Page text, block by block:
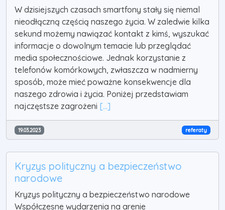
W dzisiejszych czasach smartfony stały się niemal
nieodłączną częścią naszego życia. W zaledwie kilka
sekund możemy nawiązać kontakt z kimś, wyszukać
informacje o dowolnym temacie lub przeglądać
media społecznościowe. Jednak korzystanie z
telefonów komórkowych, zwłaszcza w nadmierny
sposób, może mieć poważne konsekwencje dla
naszego zdrowia i życia. Poniżej przedstawiam
najczęstsze zagrożeni [...]
19.03.2023 referaty
Kryzys polityczny a bezpieczeństwo
narodowe
Kryzys polityczny a bezpieczeństwo narodowe
Współczesne wydarzenia na arenie